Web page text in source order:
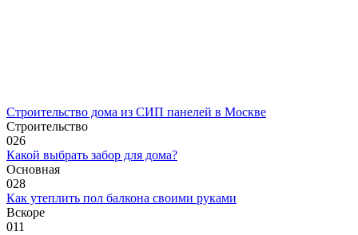
Строительство дома из СИП панелей в Москве
Строительство
026
Какой выбрать забор для дома?
Основная
028
Как утеплить пол балкона своими руками
Вскоре
011